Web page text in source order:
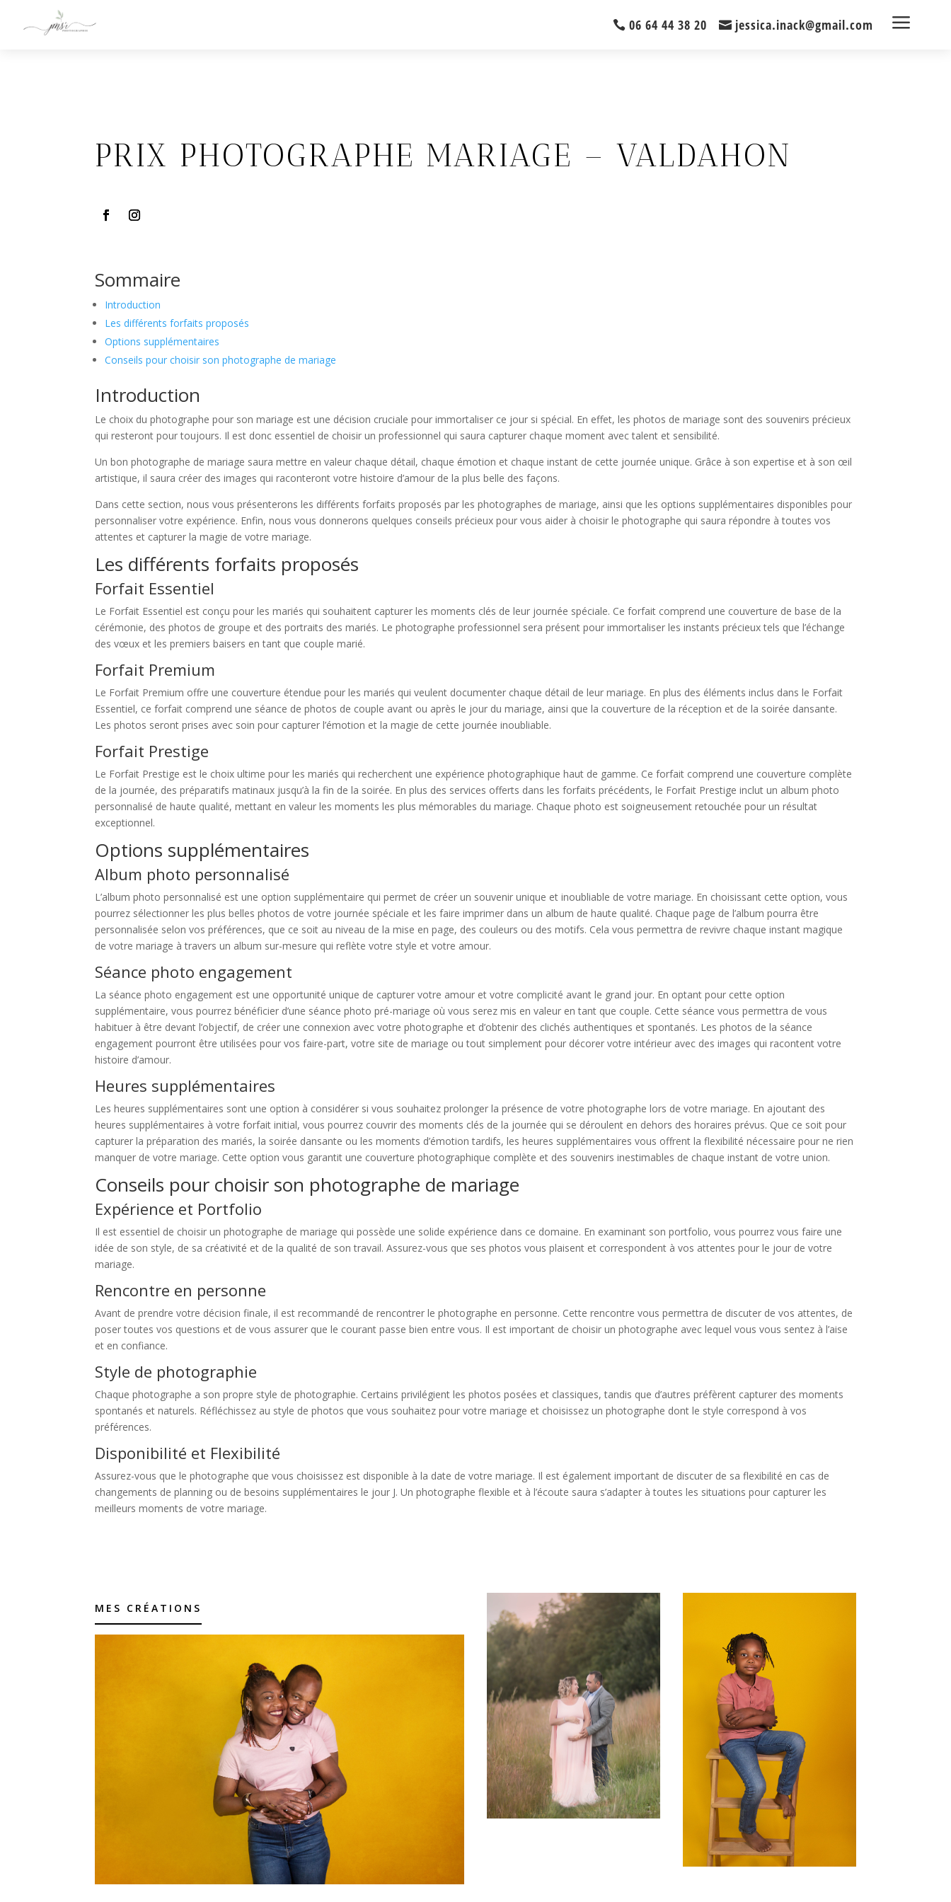
06 64 44 38 20 jessica.inack@gmail.com a
PRIX PHOTOGRAPHE MARIAGE – VALDAHON
Sommaire
Introduction
Les différents forfaits proposés
Options supplémentaires
Conseils pour choisir son photographe de mariage
Introduction
Le choix du photographe pour son mariage est une décision cruciale pour immortaliser ce jour si spécial. En effet, les photos de mariage sont des souvenirs précieux
qui resteront pour toujours. Il est donc essentiel de choisir un professionnel qui saura capturer chaque moment avec talent et sensibilité.
Un bon photographe de mariage saura mettre en valeur chaque détail, chaque émotion et chaque instant de cette journée unique. Grâce à son expertise et à son œil
artistique, il saura créer des images qui raconteront votre histoire d’amour de la plus belle des façons.
Dans cette section, nous vous présenterons les différents forfaits proposés par les photographes de mariage, ainsi que les options supplémentaires disponibles pour
personnaliser votre expérience. Enfin, nous vous donnerons quelques conseils précieux pour vous aider à choisir le photographe qui saura répondre à toutes vos
attentes et capturer la magie de votre mariage.
Les différents forfaits proposés
Forfait Essentiel
Le Forfait Essentiel est conçu pour les mariés qui souhaitent capturer les moments clés de leur journée spéciale. Ce forfait comprend une couverture de base de la
cérémonie, des photos de groupe et des portraits des mariés. Le photographe professionnel sera présent pour immortaliser les instants précieux tels que l’échange
des vœux et les premiers baisers en tant que couple marié.
Forfait Premium
Le Forfait Premium offre une couverture étendue pour les mariés qui veulent documenter chaque détail de leur mariage. En plus des éléments inclus dans le Forfait
Essentiel, ce forfait comprend une séance de photos de couple avant ou après le jour du mariage, ainsi que la couverture de la réception et de la soirée dansante.
Les photos seront prises avec soin pour capturer l’émotion et la magie de cette journée inoubliable.
Forfait Prestige
Le Forfait Prestige est le choix ultime pour les mariés qui recherchent une expérience photographique haut de gamme. Ce forfait comprend une couverture complète
de la journée, des préparatifs matinaux jusqu’à la fin de la soirée. En plus des services offerts dans les forfaits précédents, le Forfait Prestige inclut un album photo
personnalisé de haute qualité, mettant en valeur les moments les plus mémorables du mariage. Chaque photo est soigneusement retouchée pour un résultat
exceptionnel.
Options supplémentaires
Album photo personnalisé
L’album photo personnalisé est une option supplémentaire qui permet de créer un souvenir unique et inoubliable de votre mariage. En choisissant cette option, vous
pourrez sélectionner les plus belles photos de votre journée spéciale et les faire imprimer dans un album de haute qualité. Chaque page de l’album pourra être
personnalisée selon vos préférences, que ce soit au niveau de la mise en page, des couleurs ou des motifs. Cela vous permettra de revivre chaque instant magique
de votre mariage à travers un album sur-mesure qui reflète votre style et votre amour.
Séance photo engagement
La séance photo engagement est une opportunité unique de capturer votre amour et votre complicité avant le grand jour. En optant pour cette option
supplémentaire, vous pourrez bénéficier d’une séance photo pré-mariage où vous serez mis en valeur en tant que couple. Cette séance vous permettra de vous
habituer à être devant l’objectif, de créer une connexion avec votre photographe et d’obtenir des clichés authentiques et spontanés. Les photos de la séance
engagement pourront être utilisées pour vos faire-part, votre site de mariage ou tout simplement pour décorer votre intérieur avec des images qui racontent votre
histoire d’amour.
Heures supplémentaires
Les heures supplémentaires sont une option à considérer si vous souhaitez prolonger la présence de votre photographe lors de votre mariage. En ajoutant des
heures supplémentaires à votre forfait initial, vous pourrez couvrir des moments clés de la journée qui se déroulent en dehors des horaires prévus. Que ce soit pour
capturer la préparation des mariés, la soirée dansante ou les moments d’émotion tardifs, les heures supplémentaires vous offrent la flexibilité nécessaire pour ne rien
manquer de votre mariage. Cette option vous garantit une couverture photographique complète et des souvenirs inestimables de chaque instant de votre union.
Conseils pour choisir son photographe de mariage
Expérience et Portfolio
Il est essentiel de choisir un photographe de mariage qui possède une solide expérience dans ce domaine. En examinant son portfolio, vous pourrez vous faire une
idée de son style, de sa créativité et de la qualité de son travail. Assurez-vous que ses photos vous plaisent et correspondent à vos attentes pour le jour de votre
mariage.
Rencontre en personne
Avant de prendre votre décision finale, il est recommandé de rencontrer le photographe en personne. Cette rencontre vous permettra de discuter de vos attentes, de
poser toutes vos questions et de vous assurer que le courant passe bien entre vous. Il est important de choisir un photographe avec lequel vous vous sentez à l’aise
et en confiance.
Style de photographie
Chaque photographe a son propre style de photographie. Certains privilégient les photos posées et classiques, tandis que d’autres préfèrent capturer des moments
spontanés et naturels. Réfléchissez au style de photos que vous souhaitez pour votre mariage et choisissez un photographe dont le style correspond à vos
préférences.
Disponibilité et Flexibilité
Assurez-vous que le photographe que vous choisissez est disponible à la date de votre mariage. Il est également important de discuter de sa flexibilité en cas de
changements de planning ou de besoins supplémentaires le jour J. Un photographe flexible et à l’écoute saura s’adapter à toutes les situations pour capturer les
meilleurs moments de votre mariage.
MES CRÉATIONS